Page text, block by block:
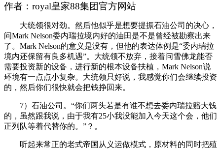
作者：royal皇家88集团官方网站
大统领很对劲。然后他似乎是想要提振石油公司的决心，
问Mark Nelson委内瑞拉境内好的油田是不是曾经被勘察出来
了。Mark Nelson的意义是没有，但他的表达体例是“委内瑞拉
境内还保留有良多机遇”。大统领不放弃，接着问雪佛龙能否
需要投资新的设备，进行新的根本设备扶植，Mark Nelson说
环境有一点点小复杂。大统领只好说，我感觉你们会继续投资
的，然后你们很快就会把钱挣回来。
7）石油公司。“你们两头若是有谁不想去委内瑞拉赔大钱
的，虽然跟我说，由于我有25小我没能加入今天这个会，他们
正列队等着代替你的。”？。
听起来常正的老式帝国从义运做模式，原材料的同时把殖